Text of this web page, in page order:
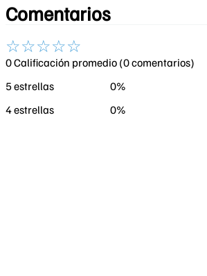
Comentarios
☆☆☆☆☆
0 Calificación promedio (0 comentarios)
5 estrellas
0%
4 estrellas
0%